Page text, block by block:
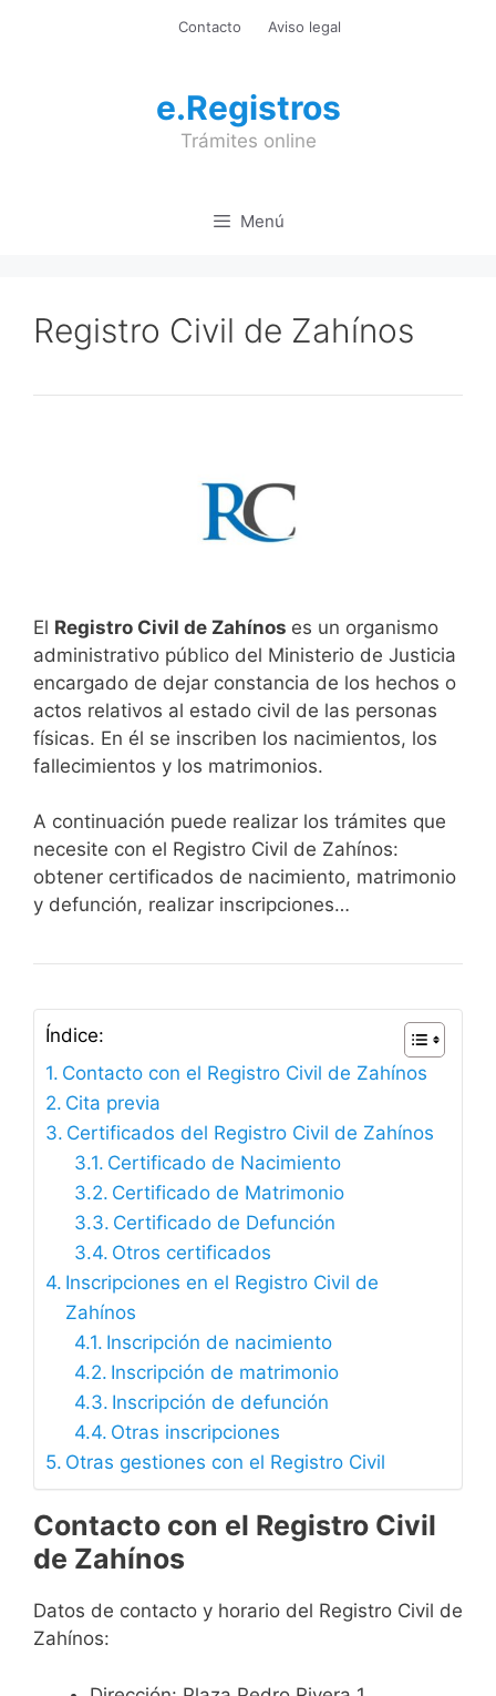
Contacto Aviso legal
e.Registros
Trámites online
Menú
Registro Civil de Zahínos
El Registro Civil de Zahínos es un organismo
administrativo público del Ministerio de Justicia
encargado de dejar constancia de los hechos o
actos relativos al estado civil de las personas
físicas. En él se inscriben los nacimientos, los
fallecimientos y los matrimonios.
A continuación puede realizar los trámites que
necesite con el Registro Civil de Zahínos:
obtener certificados de nacimiento, matrimonio
y defunción, realizar inscripciones…
Índice:
Contacto con el Registro Civil de Zahínos
Cita previa
Certificados del Registro Civil de Zahínos
Certificado de Nacimiento
Certificado de Matrimonio
Certificado de Defunción
Otros certificados
Inscripciones en el Registro Civil de
Zahínos
Inscripción de nacimiento
Inscripción de matrimonio
Inscripción de defunción
Otras inscripciones
Otras gestiones con el Registro Civil
Contacto con el Registro Civil
de Zahínos
Datos de contacto y horario del Registro Civil de
Zahínos: